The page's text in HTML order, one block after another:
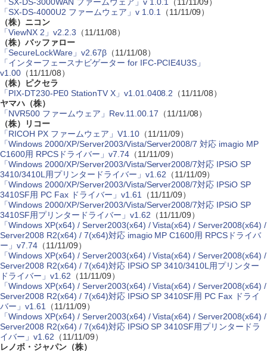
「SX-DS-4000U2 ファームウェア」v 1.0.1
（11/11/09）
（株）ニコン
「ViewNX 2」v2.2.3 （11/11/08）
（株）バッファロー
「SecureLockWare」v2.67β（11/11/08）
「インターフェースナビゲーター for IFC-PCIE4U3S」
v1.00（11/11/08）
（株）ピクセラ
「PIX-DT230-PE0 StationTV X」v1.01.0408.2 （11/11/08）
ヤマハ（株）
「NVR500 ファームウェア」Rev.11.00.17 （11/11/08）
（株）リコー
「RICOH PX ファームウェア」V1.10（11/11/09）
「Windows 2000/XP/Server2003/Vista/Server2008/7 対応 imagio MP
C1600用 RPCSドライバー」v7.74（11/11/09）
「Windows 2000/XP/Server2003/Vista/Server2008/7対応 IPSiO SP
3410/3410L用プリンタードライバー」v1.62 （11/11/09）
「Windows 2000/XP/Server2003/Vista/Server2008/7対応 IPSiO SP
3410SF用 PC Fax ドライバー」v1.61
（11/11/09）
「Windows 2000/XP/Server2003/Vista/Server2008/7対応 IPSiO SP
3410SF用プリンタードライバー」v1.62 （11/11/09）
「Windows XP(x64) / Server2003(x64) / Vista(x64) / Server2008(x64) /
Server2008 R2(x64) / 7(x64)対応 imagio MP C1600用 RPCSドライバ
ー」v7.74（11/11/09）
「Windows XP(x64) / Server2003(x64) / Vista(x64) / Server2008(x64) /
Server2008 R2(x64) / 7(x64)対応 IPSiO SP 3410/3410L用プリンター
ドライバー」v1.62 （11/11/09）
「Windows XP(x64) / Server2003(x64) / Vista(x64) / Server2008(x64) /
Server2008 R2(x64) / 7(x64)対応 IPSiO SP 3410SF用 PC Fax ドライ
バー」v1.61
（11/11/09）
「Windows XP(x64) / Server2003(x64) / Vista(x64) / Server2008(x64) /
Server2008 R2(x64) / 7(x64)対応 IPSiO SP 3410SF用プリンタードラ
イバー」v1.62 （11/11/09）
レノボ・ジャパン（株）